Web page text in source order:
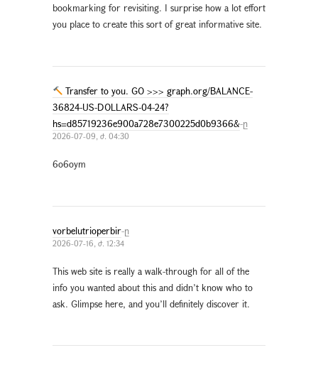
bookmarking for revisiting. I surprise how a lot effort
you place to create this sort of great informative site.
Transfer to you. GO >>> graph.org/BALANCE-
36824-US-DOLLARS-04-24?
hs=d85719236e900a728e7300225d0b9366&-ը
2026-07-09, ժ. 04:30
6o6oym
vorbelutrioperbir-ը
2026-07-16, ժ. 12:34
This web site is really a walk-through for all of the
info you wanted about this and didn’t know who to
ask. Glimpse here, and you’ll definitely discover it.